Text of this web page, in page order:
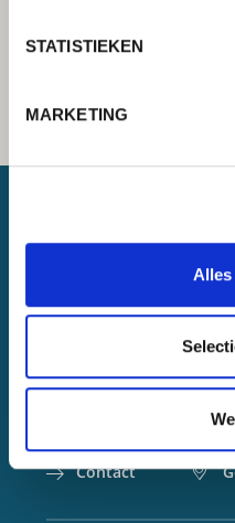
STATISTIEKEN
MARKETING
Alles
Lorch Schweißtechnik
+49 7191
Im Anwänder 24 – 26
Contact